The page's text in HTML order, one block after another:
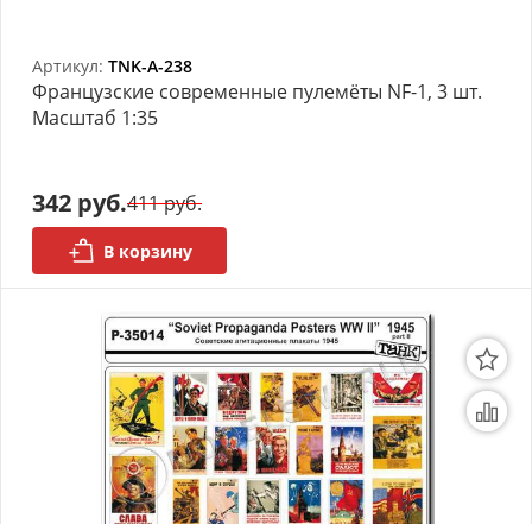
Артикул: TNK-A-238
Французские современные пулемёты NF-1, 3 шт.
Масштаб 1:35
342 руб.411 руб.
В корзину